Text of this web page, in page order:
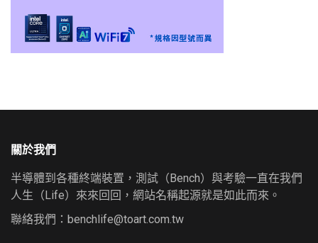
關於我們
半導體到各種終端裝置，測試（Bench）與考驗一直在我們
人生（Life）來來回回，網站名稱起源就是如此而來。
聯絡我們： benchlife@toart.com.tw